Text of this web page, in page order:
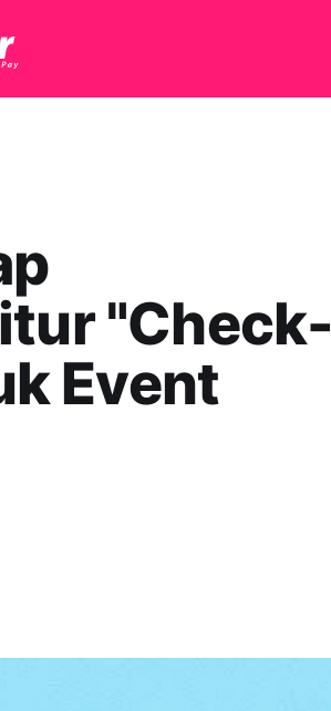
"Check-
Event